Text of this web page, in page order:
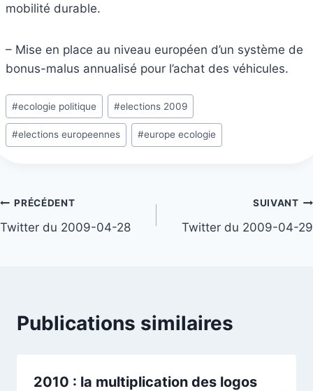
mobilité durable.
– Mise en place au niveau européen d’un système de
bonus-malus annualisé pour l’achat des véhicules.
Étiquettes
de
la
#ecologie politique #elections 2009
#elections europeennes #europe ecologie
Navigation
de
PRÉCÉDENT
Twitter du 2009-04-28
SUIVANT
Twitter du 2009-04-29
Publications similaires
2010 : la multiplication des logos